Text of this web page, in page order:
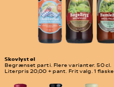
Skovlyst øl
Begrænset parti. Flere varianter. 50 cl.
Literpris 20,00 + pant. Frit valg. 1 flaske